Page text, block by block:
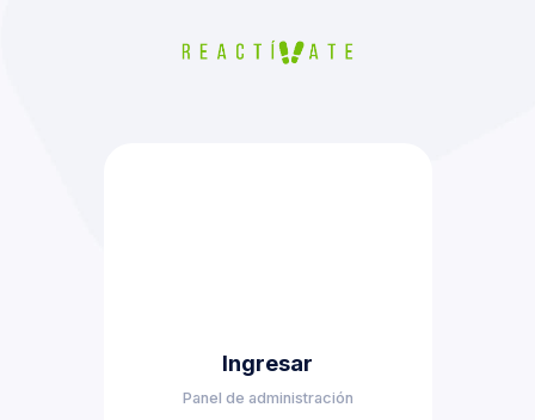
Ingresar
Panel de administración